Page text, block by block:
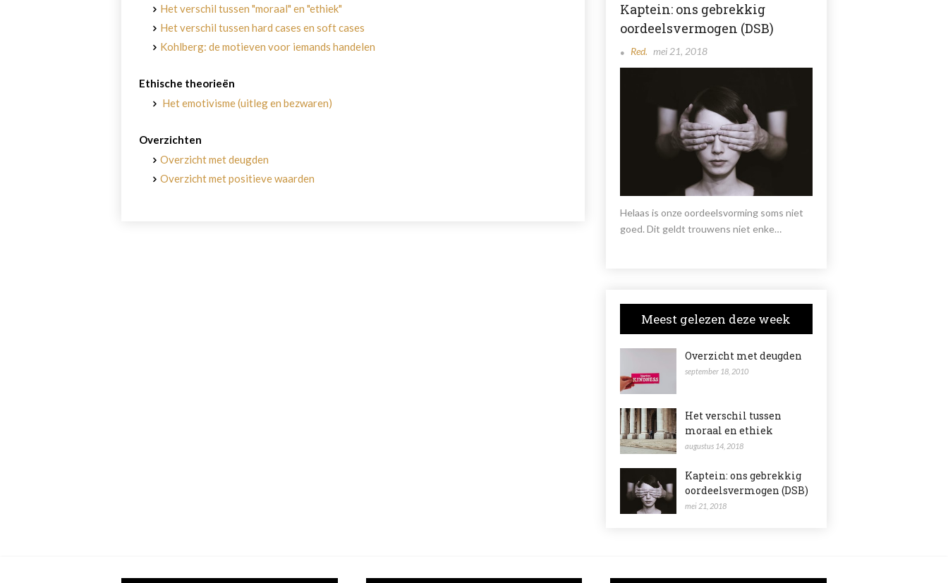
Het verschil tussen "moraal" en "ethiek"
Het verschil tussen hard cases en soft cases
Kohlberg: de motieven voor iemands handelen
Ethische theorieën
Het emotivisme (uitleg en bezwaren)
Overzichten
Overzicht met deugden
Overzicht met positieve waarden
Kaptein: ons gebrekkig
oordeelsvermogen (DSB)
Red. mei 21, 2018
Helaas is onze oordeelsvorming soms niet
goed. Dit geldt trouwens niet enke…
Meest gelezen deze week
Overzicht met deugden
september 18, 2010
Het verschil tussen
moraal en ethiek
augustus 14, 2018
Kaptein: ons gebrekkig
oordeelsvermogen (DSB)
mei 21, 2018